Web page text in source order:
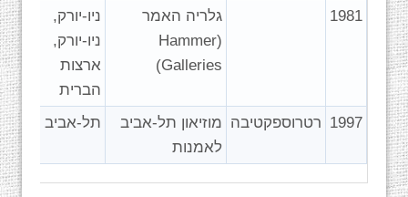
1981
גלריה האמר
(Hammer
Galleries)
ניו-יורק,
ניו-יורק,
ארצות
הברית
1997 רטרוספקטיבה מוזיאון תל-אביב
לאמנות
תל-אביב